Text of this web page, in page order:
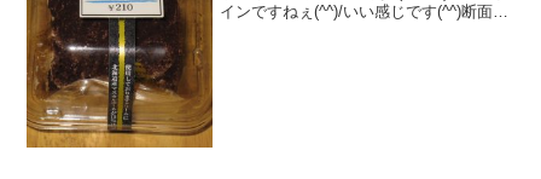
インですねぇ(^^)/いい感じです(^^)断面図